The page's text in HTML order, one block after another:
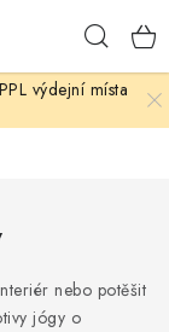
výdejní místa
nebo potěšit
jógy o